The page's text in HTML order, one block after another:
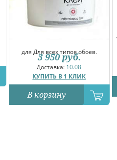
для Для всех типов обоев.
Доставка: 10.08
КУПИТЬ В 1 КЛИК
3 950 руб.
В корзину